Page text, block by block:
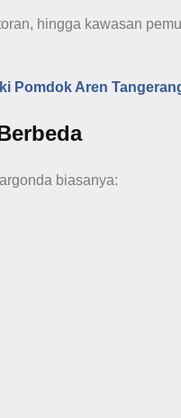
hingga kawasan
Pomdok Aren
biasanya: